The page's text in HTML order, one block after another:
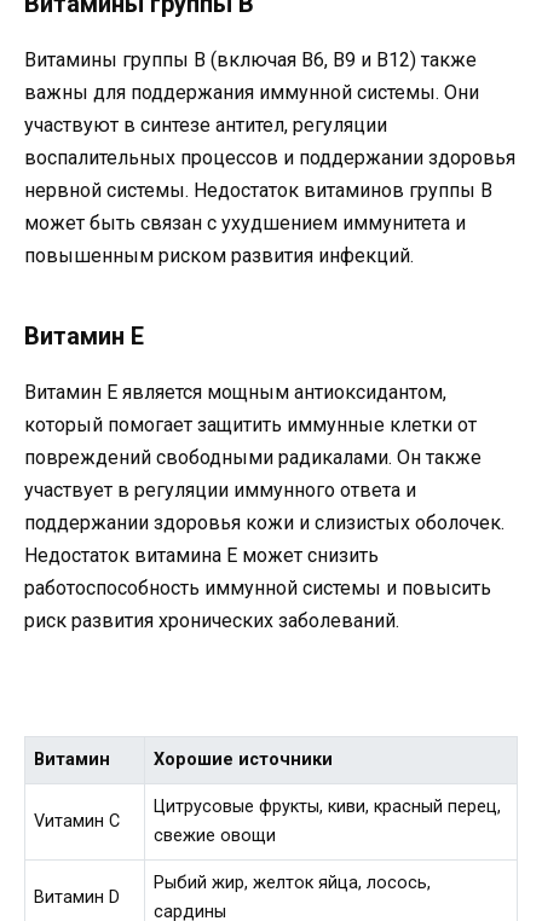
Витамины группы B (включая B6, B9 и B12) также
важны для поддержания иммунной системы. Они
участвуют в синтезе антител, регуляции
воспалительных процессов и поддержании здоровья
нервной системы. Недостаток витаминов группы B
может быть связан с ухудшением иммунитета и
повышенным риском развития инфекций.
Витамин Е
Витамин Е является мощным антиоксидантом,
который помогает защитить иммунные клетки от
повреждений свободными радикалами. Он также
участвует в регуляции иммунного ответа и
поддержании здоровья кожи и слизистых оболочек.
Недостаток витамина Е может снизить
работоспособность иммунной системы и повысить
риск развития хронических заболеваний.
Витамин Хорошие источники
Vитамин C
Цитрусовые фрукты, киви, красный перец,
свежие овощи
Витамин D
Рыбий жир, желток яйца, лосось,
сардины